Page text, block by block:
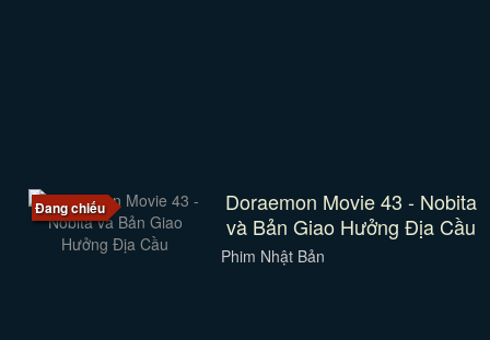
Đang chiếu
Doraemon Movie 43 - Nobita
và Bản Giao Hưởng Địa Cầu
Phim Nhật Bản